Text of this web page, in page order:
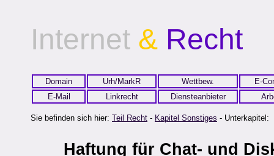
Internet & Recht
Domain Urh/MarkR Wettbew.
E-
E-Mail
Linkrecht Diensteanbieter
Sie befinden sich hier: Teil Recht - Kapitel Sonstiges - Unterkapitel:
Haftung für Chat- und